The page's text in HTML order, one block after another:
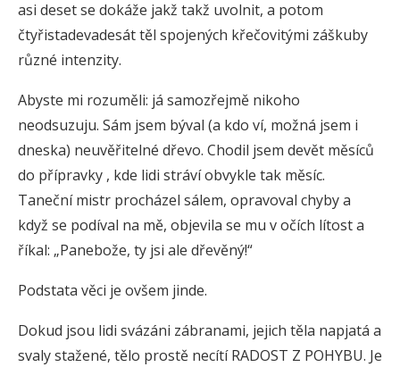
asi deset se dokáže jakž takž uvolnit, a potom
čtyřistadevadesát těl spojených křečovitými záškuby
různé intenzity.
Abyste mi rozuměli: já samozřejmě nikoho
neodsuzuju. Sám jsem býval (a kdo ví, možná jsem i
dneska) neuvěřitelné dřevo. Chodil jsem devět měsíců
do přípravky , kde lidi stráví obvykle tak měsíc.
Taneční mistr procházel sálem, opravoval chyby a
když se podíval na mě, objevila se mu v očích lítost a
říkal: „Panebože, ty jsi ale dřevěný!“
Podstata věci je ovšem jinde.
Dokud jsou lidi svázáni zábranami, jejich těla napjatá a
svaly stažené, tělo prostě necítí RADOST Z POHYBU. Je